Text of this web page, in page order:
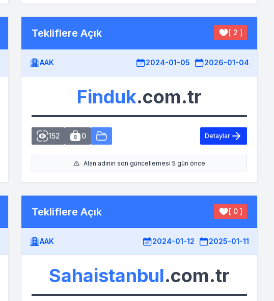
Tekliflere Açık [ 2 ]
AAK 2024-01-05 2026-01-04
Finduk.com.tr
152 0 Detaylar
Alan adının son güncellemesi 5 gün önce
Tekliflere Açık [ 0 ]
AAK 2024-01-12 2025-01-11
Sahaistanbul.com.tr